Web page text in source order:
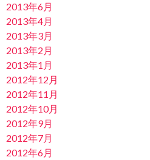
2013年6月
2013年4月
2013年3月
2013年2月
2013年1月
2012年12月
2012年11月
2012年10月
2012年9月
2012年7月
2012年6月